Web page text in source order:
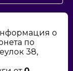
о
по
38,